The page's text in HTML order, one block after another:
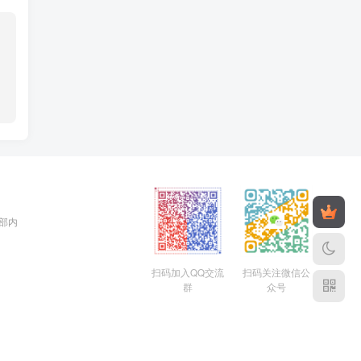
内
扫码加入QQ交流
群
扫码关注微信公
众号